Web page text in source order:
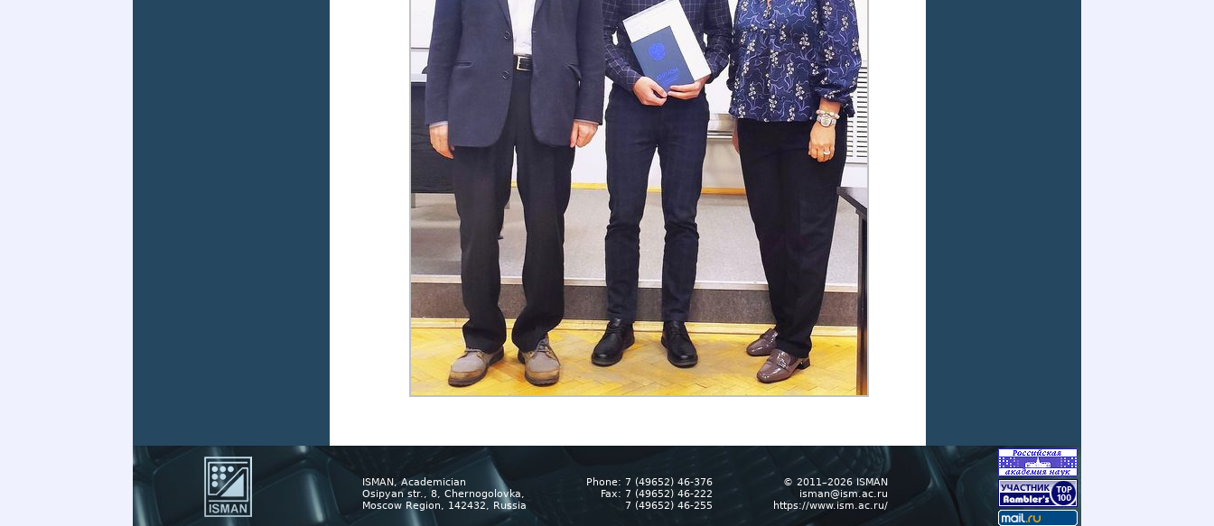
ISMAN, Academician
Osipyan str., 8, Chernogolovka,
Moscow Region, 142432, Russia
Phone: 7 (49652) 46-376
Fax: 7 (49652) 46-222
7 (49652) 46-255
© 2011–2026 ISMAN
isman@ism.ac.ru
https://www.ism.ac.ru/